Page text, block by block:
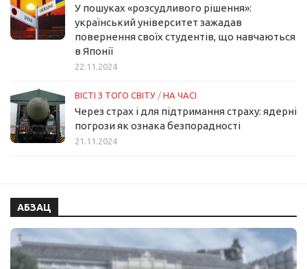
У пошуках «розсудливого рішення»:
український університет зажадав
повернення своїх студентів, що навчаються
в Японії
22.11.2024
ВІСТІ З ТОГО СВІТУ / НА ЧАСІ
Через страх і для підтримання страху: ядерні
погрози як ознака безпорадності
21.11.2024
АБЗАЦ